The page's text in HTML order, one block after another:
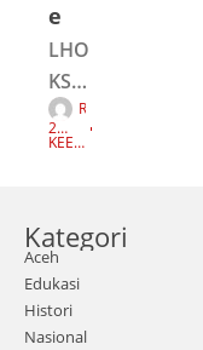
e
LHO
KSE
UM
AWE
aace
h.co
m |
Ram
R
A
2
TAH
KEEP
Kategori
Aceh
Edukasi
Histori
Nasional